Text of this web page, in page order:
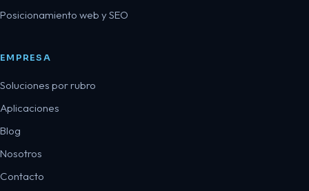
Posicionamiento web y SEO
EMPRESA
Soluciones por rubro
Aplicaciones
Blog
Nosotros
Contacto